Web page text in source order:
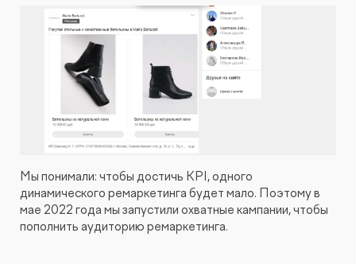
Мы понимали: чтобы достичь KPI, одного
динамического ремаркетинга будет мало. Поэтому в
мае 2022 года мы запустили охватные кампании, чтобы
пополнить аудиторию ремаркетинга.